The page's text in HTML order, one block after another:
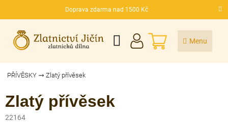
Doprava zdarma nad 1500 Kč
CZK
NÁKUPNÍ
KOŠÍK
PŘÍVĚSKY Zlatý přívěsek
Zlatý přívěsek
22164